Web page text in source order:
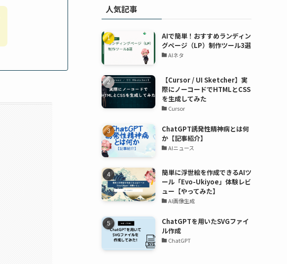
人気記事
AIで簡単！おすすめランディン
グページ（LP）制作ツール3選
AIネタ
【Cursor / UI Sketcher】実
際にノーコードでHTMLとCSS
を生成してみた
Cursor
ChatGPT誘発性精神病とは何
か【記事紹介】
AIニュース
簡単に浮世絵を作成できるAIツ
ール「Evo-Ukiyoe」体験レビ
ュー【やってみた】
AI画像生成
ChatGPTを用いたSVGファイ
ル作成
ChatGPT